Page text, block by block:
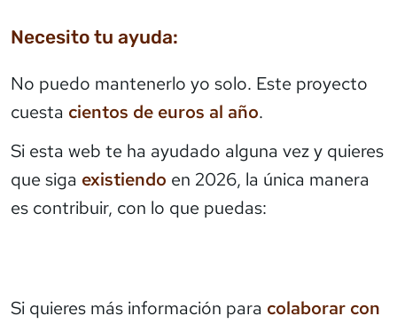
Necesito tu ayuda:
No puedo mantenerlo yo solo. Este proyecto
cuesta cientos de euros al año.
Si esta web te ha ayudado alguna vez y quieres
que siga existiendo en 2026, la única manera
es contribuir, con lo que puedas:
Si quieres más información para colaborar con